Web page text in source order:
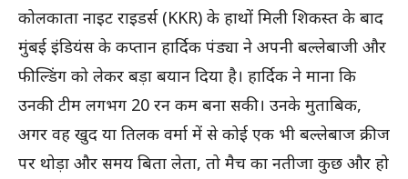
कोलकाता नाइट राइडर्स (KKR) के हाथों मिली शिकस्त के बाद
मुंबई इंडियंस के कप्तान हार्दिक पंड्या ने अपनी बल्लेबाजी और
फील्डिंग को लेकर बड़ा बयान दिया है। हार्दिक ने माना कि
उनकी टीम लगभग 20 रन कम बना सकी। उनके मुताबिक,
अगर वह खुद या तिलक वर्मा में से कोई एक भी बल्लेबाज क्रीज
पर थोड़ा और समय बिता लेता, तो मैच का नतीजा कुछ और हो